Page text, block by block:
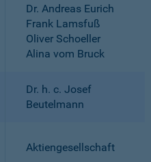
Dr. Andreas Eurich
Frank Lamsfuß
Oliver Schoeller
Alina vom Bruck
Dr. h. c. Josef
Beutelmann
Aktiengesellschaft